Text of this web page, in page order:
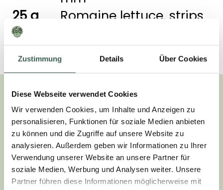
Zustimmung Details Über Cookies
Diese Webseite verwendet Cookies
Wir verwenden Cookies, um Inhalte und Anzeigen zu
personalisieren, Funktionen für soziale Medien anbieten
zu können und die Zugriffe auf unsere Website zu
analysieren. Außerdem geben wir Informationen zu Ihrer
Verwendung unserer Website an unsere Partner für
soziale Medien, Werbung und Analysen weiter. Unsere
Partner führen diese Informationen möglicherweise mit
25 g
Romaine lettuce, strips
10 pcs. Sesame bun
So, here’s what
you do:
Mix the mayonnaise